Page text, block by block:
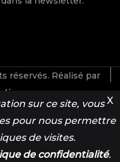
réservés. Réalisé par
Pro
sur ce site, vous
pour nous permettre
de visites.
de confidentialité.
X